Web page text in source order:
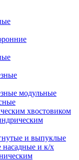
модульные
хвостовиком
и выпуклые
и к/х